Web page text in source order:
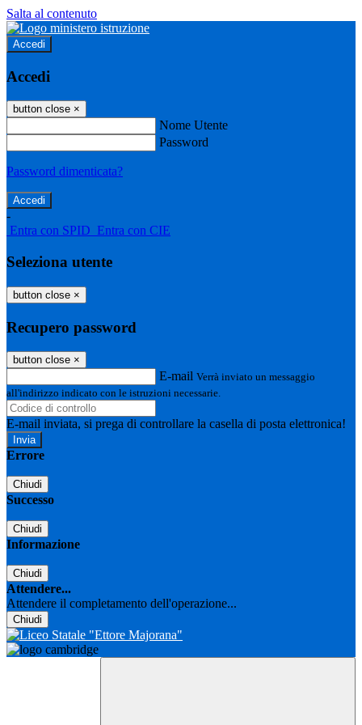
Salta al contenuto
Accedi
Accedi
button close ×
Nome Utente
Password
Password dimenticata?
-
Entra con SPID Entra con CIE
Seleziona utente
button close ×
Recupero password
button close ×
E-mail Verrà inviato un messaggio
all'indirizzo indicato con le istruzioni necessarie.
E-mail inviata, si prega di controllare la casella di posta elettronica!
Errore
Chiudi
Successo
Chiudi
Informazione
Chiudi
Attendere...
Attendere il completamento dell'operazione...
Chiudi